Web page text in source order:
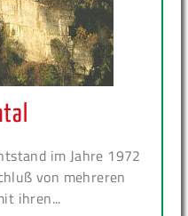
im Jahre 1972
von mehreren
ihren...